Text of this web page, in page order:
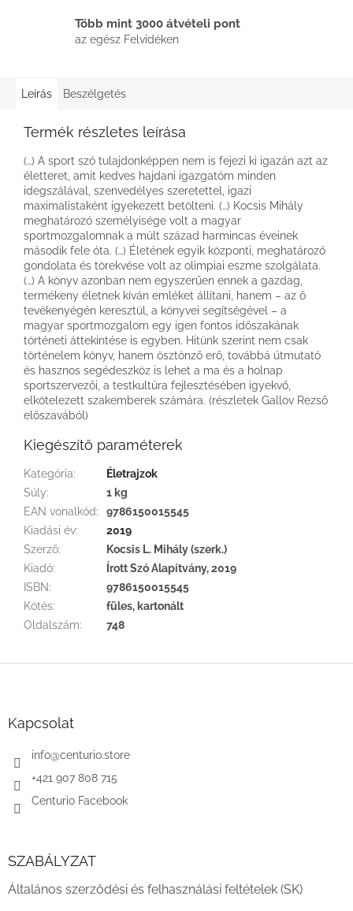
Több mint 3000 átvételi pont
az egész Felvidéken
Leírás Beszélgetés
Termék részletes leírása
(…) A sport szó tulajdonképpen nem is fejezi ki igazán azt az
életteret, amit kedves hajdani igazgatóm minden
idegszálával, szenvedélyes szeretettel, igazi
maximalistaként igyekezett betölteni. (…) Kocsis Mihály
meghatározó személyisége volt a magyar
sportmozgalomnak a múlt század harmincas éveinek
második fele óta. (…) Életének egyik központi, meghatározó
gondolata és törekvése volt az olimpiai eszme szolgálata.
(…) A könyv azonban nem egyszerűen ennek a gazdag,
termékeny életnek kíván emléket állítani, hanem – az ő
tevékenyégén keresztül, a könyvei segítségével – a
magyar sportmozgalom egy igen fontos időszakának
történeti áttekintése is egyben. Hitünk szerint nem csak
történelem könyv, hanem ösztönző erő, továbbá útmutató
és hasznos segédeszköz is lehet a ma és a holnap
sportszervezői, a testkultúra fejlesztésében igyekvő,
elkötelezett szakemberek számára. (részletek Gallov Rezső
előszavából)
Kiegészítő paraméterek
Kategória:
Életrajzok
Súly:
1 kg
EAN vonalkód:
9786150015545
Kiadási év:
2019
Szerző:
Kocsis L. Mihály (szerk.)
Kiadó:
Írott Szó Alapítvány, 2019
ISBN:
9786150015545
Kötés:
füles, kartonált
Oldalszám: 748
Kapcsolat
info@centurio.store
+421 907 808 715
Centurio Facebook
SZABÁLYZAT
Általános szerződési és felhasználási feltételek (SK)